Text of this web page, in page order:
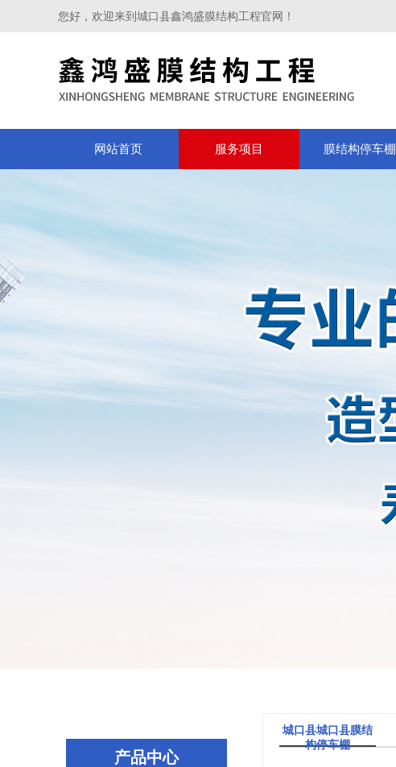
您好，欢迎来到城口县鑫鸿盛膜结构工程官网！
网站首页 服务项目 膜结构停车棚
产品中心
城口县城口县膜结
构停车棚